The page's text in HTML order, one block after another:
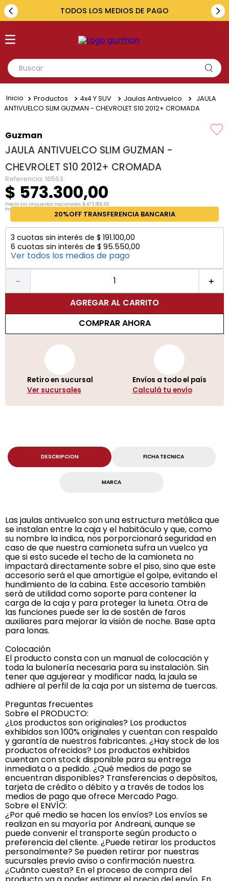
TODOS LOS MEDIOS DE PAGO
Buscar
1.
toyota
5. chevrolet
Productos 4x4 Y SUV Jaulas Antivuelco
JAULA
ANTIVUELCO SLIM GUZMAN - CHEVROLET S10 2012+ CROMADA
Guzman
JAULA ANTIVUELCO SLIM GUZMAN -
CHEVROLET S10 2012+ CROMADA
Referencia: 16563
$ 573.300,00
Precio sin impuestos nacionales:$ 473.801,65
Precio por unidad:
20%OFF TRANSFERENCIA BANCARIA
3 cuotas sin interés de $ 191.100,00
6 cuotas sin interés de $ 95.550,00
Ver todos los medios de pago
＋
－
AGREGAR AL CARRITO
COMPRAR AHORA
Retiro en sucursal
Ver sucursales
Envíos a todo el país
Calculá tu envío
DESCRIPCION FICHA TECNICA
MARCA
Las jaulas antivuelco son una estructura metálica que
se instalan entre la caja y el habitáculo y que, como
su nombre la indica, nos porporcionará seguridad en
caso de que nuestra camioneta sufra un vuelco ya
que si esto sucede el techo de la camioneta no
impactará directamente sobre el piso, sino que este
accesorio será el que amortigüe el golpe, evitando el
hundimiento de la cabina. Este accesorio también
será de utilidad como soporte para contener la
carga de la caja y para proteger la luneta. Otra de
las funciones puede ser la de sostén de faros
auxiliares para mejorar la visión de noche. Base apta
para lonas.
Colocación
El producto consta con un manual de colocación y
toda la bulonería necesaria para su instalación. Sin
tener que agujerear y modificar nada, la jaula se
adhiere al perfil de la caja por un sistema de tuercas.
Preguntas frecuentes
Sobre el PRODUCTO:
¿Los productos son originales? Los productos
exhibidos son 100% originales y cuentan con respaldo
y garantía de nuestros fabricantes. ¿Hay stock de los
productos ofrecidos? Los productos exhibidos
cuentan con stock disponible para su entrega
inmediata o a pedido. ¿Qué medios de pago se
encuentran disponibles? Transferencias o depósitos,
tarjeta de crédito o débito y a través de todos los
medios de pago que ofrece Mercado Pago.
Sobre el ENVÍO:
¿Por qué medio se hacen los envíos? Los envíos se
realizan en su mayoría por Andreani, aunque se
puede convenir el transporte según producto o
preferencia del cliente. ¿Puede retirar los productos
personalmente? Se pueden retirar por nuestras
sucursales previo aviso o confirmación nuestra.
¿Cuánto cuesta? En el proceso de compra del